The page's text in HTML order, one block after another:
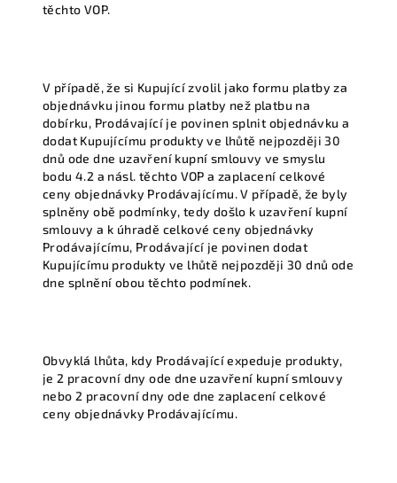
těchto VOP.
V případě, že si Kupující zvolil jako formu platby za
objednávku jinou formu platby než platbu na
dobírku, Prodávající je povinen splnit objednávku a
dodat Kupujícímu produkty ve lhůtě nejpozději 30
dnů ode dne uzavření kupní smlouvy ve smyslu
bodu 4.2 a násl. těchto VOP a zaplacení celkové
ceny objednávky Prodávajícímu. V případě, že byly
splněny obě podmínky, tedy došlo k uzavření kupní
smlouvy a k úhradě celkové ceny objednávky
Prodávajícímu, Prodávající je povinen dodat
Kupujícímu produkty ve lhůtě nejpozději 30 dnů ode
dne splnění obou těchto podmínek.
Obvyklá lhůta, kdy Prodávající expeduje produkty,
je 2 pracovní dny ode dne uzavření kupní smlouvy
nebo 2 pracovní dny ode dne zaplacení celkové
ceny objednávky Prodávajícímu.